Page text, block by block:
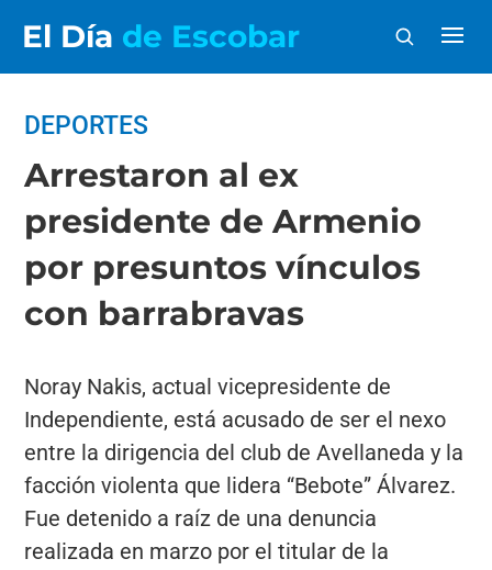
El Día de Escobar
DEPORTES
Arrestaron al ex
presidente de Armenio
por presuntos vínculos
con barrabravas
Noray Nakis, actual vicepresidente de
Independiente, está acusado de ser el nexo
entre la dirigencia del club de Avellaneda y la
facción violenta que lidera “Bebote” Álvarez.
Fue detenido a raíz de una denuncia
realizada en marzo por el titular de la